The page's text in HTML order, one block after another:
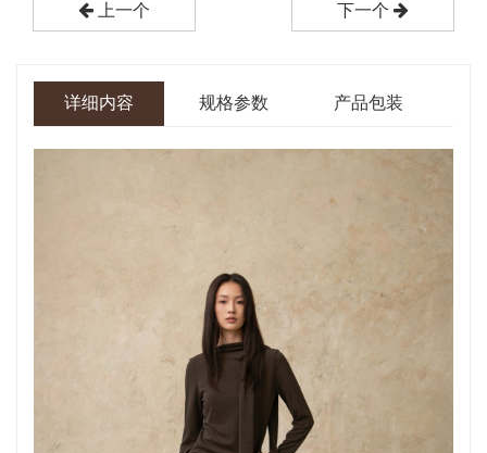
上一个 下一个
详细内容 规格参数 产品包装